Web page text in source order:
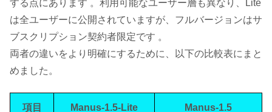
する点にあります 。利用可能なユーザー層も異なり、Lite
は全ユーザーに公開されていますが、フルバージョンはサ
ブスクリプション契約者限定です 。
両者の違いをより明確にするために、以下の比較表にまと
めました。
項目 Manus-1.5-Lite Manus-1.5